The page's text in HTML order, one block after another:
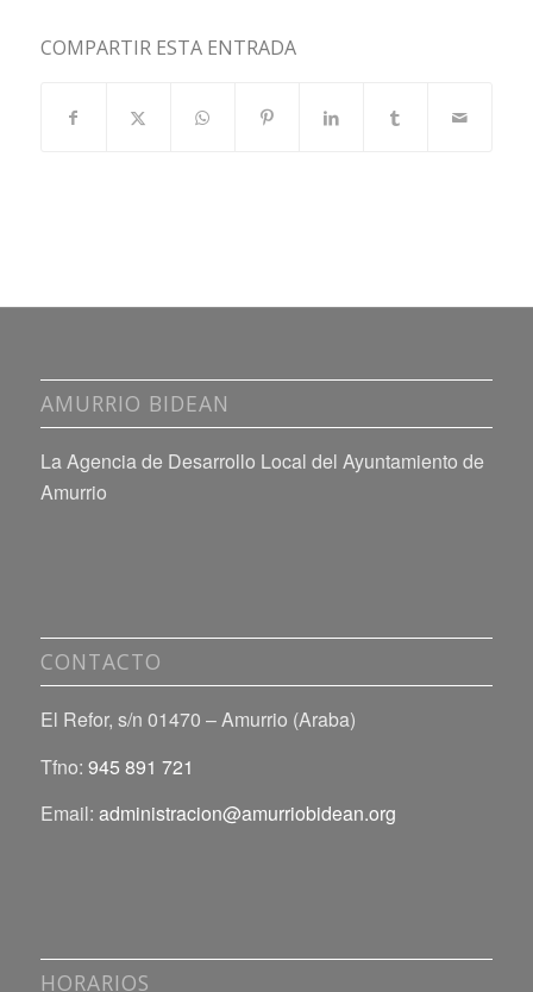
COMPARTIR ESTA ENTRADA
AMURRIO BIDEAN
La Agencia de Desarrollo Local del Ayuntamiento de
Amurrio
CONTACTO
El Refor, s/n 01470 – Amurrio (Araba)
Tfno: 945 891 721
Email: administracion@amurriobidean.org
HORARIOS